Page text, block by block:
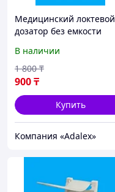
Медицинский локтевой
дозатор без емкости
турецкий) для
антисептика и жидкого
мыла 1000 мл
В наличии
900₸
1 800 ₸
Купить
Компания «Adalex»